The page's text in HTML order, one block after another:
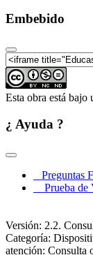
Embebido
Esta obra está bajo
¿ Ayuda ?
Preguntas
Prueba de
Versión: 2.2.
Categoría:
atención: Consulta